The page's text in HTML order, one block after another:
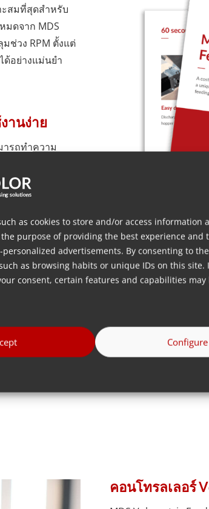
as cookies to store and/or access information
purpose of providing the best experience and
advertisements. By consenting to
as browsing habits or unique IDs on this site.
consent, certain features and capabilities may
Configure
ะสมที่สุดสำหรับ
มดจาก MDS
ช่วง RPM ตั้งแต่
ด้อย่างแม่นยำ
านง่าย
ารถทำความ
ยความสะดวก
ยสารได้อย่าง
ญหา ด้วยความ
นถึงแบบไมโคร
เซียส พิสูจน์
ทุนใน
ผสม
คอนโทรลเลอร์